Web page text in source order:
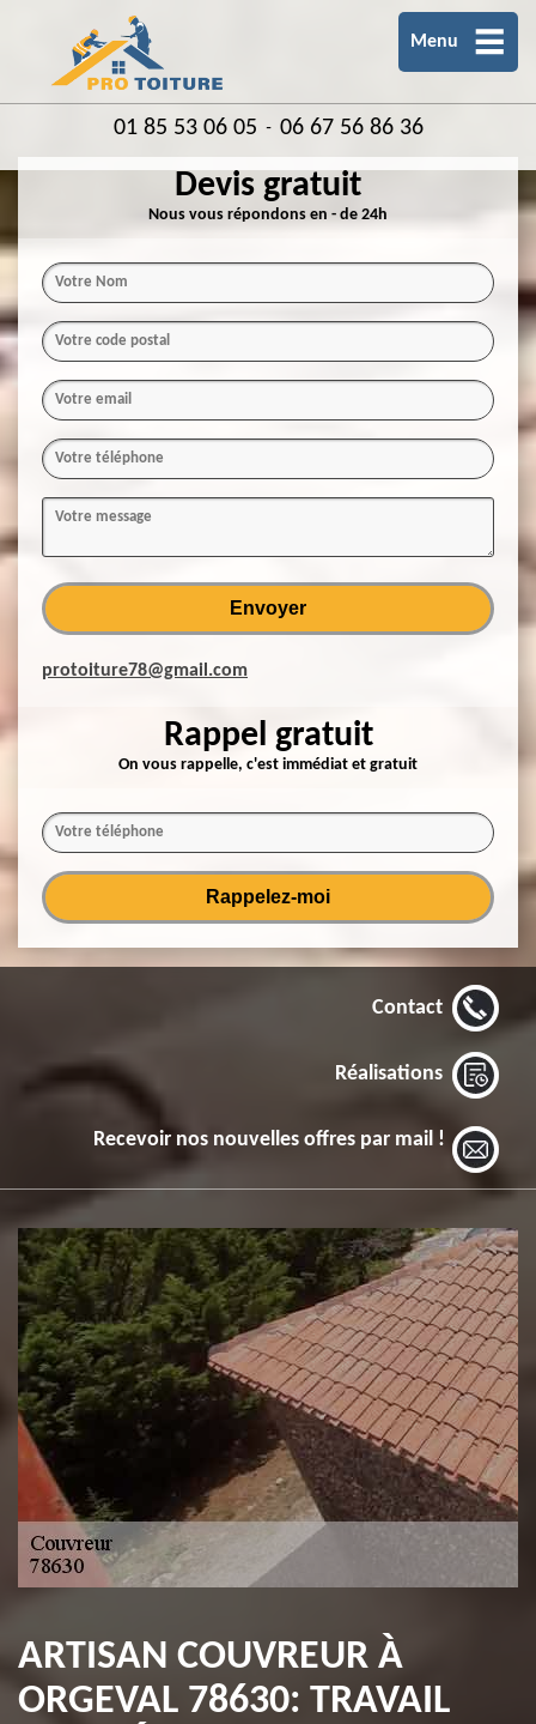
Menu
01 85 53 06 05 - 06 67 56 86 36
Devis gratuit
Nous vous répondons en - de 24h
protoiture78@gmail.com
Rappel gratuit
On vous rappelle, c'est immédiat et gratuit
Contact
Réalisations
Recevoir nos nouvelles offres par mail !
ARTISAN COUVREUR À
ORGEVAL 78630: TRAVAIL